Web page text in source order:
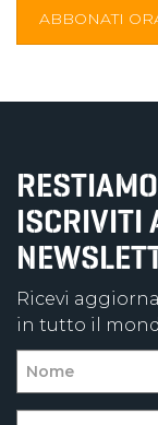
ABBONATI
ISCRIVITI
Ricevi
in tutto il